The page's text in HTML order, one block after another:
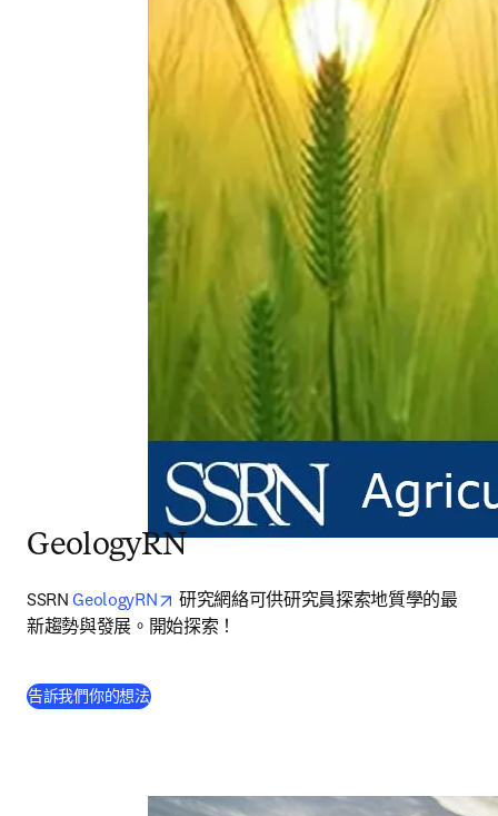
GeologyRN
SSRN GeologyRN opens in new tab/window
研究網絡可供研究員探索地質學的最
新趨勢與發展。開始探索！
告訴我們你的想法(